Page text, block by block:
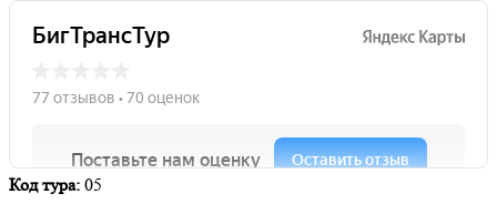
Код тура: 05